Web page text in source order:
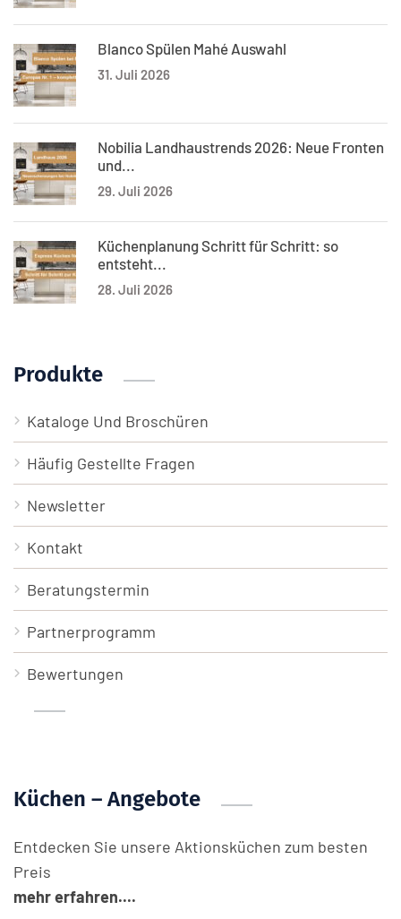
Blanco Spülen Mahé Auswahl
31. Juli 2026
Nobilia Landhaustrends 2026: Neue Fronten
und...
29. Juli 2026
Küchenplanung Schritt für Schritt: so
entsteht...
28. Juli 2026
Produkte
Kataloge Und Broschüren
Häufig Gestellte Fragen
Newsletter
Kontakt
Beratungstermin
Partnerprogramm
Bewertungen
Küchen – Angebote
Entdecken Sie unsere Aktionsküchen zum besten
Preis
mehr erfahren....